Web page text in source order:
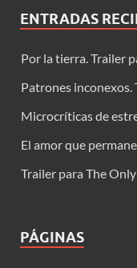
ENTRADAS
Por la tierra. Trailer
Patrones
Microcríticas de
El amor que
Trailer para The
PÁGINAS